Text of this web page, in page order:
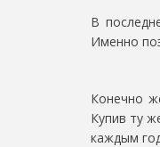
В
Именно
Конечно
Купив ту
каждым